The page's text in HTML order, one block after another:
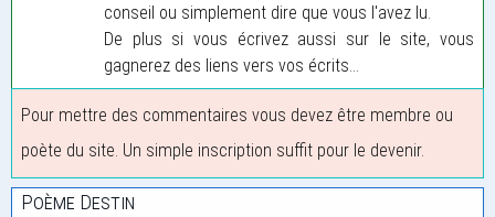
conseil ou simplement dire que vous l'avez lu.
De plus si vous écrivez aussi sur le site, vous
gagnerez des liens vers vos écrits...
Pour mettre des commentaires vous devez être membre ou
poète du site. Un simple inscription suffit pour le devenir.
Poème Destin